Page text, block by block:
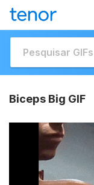
Biceps Big GIF